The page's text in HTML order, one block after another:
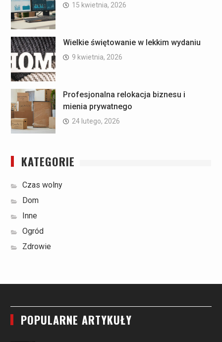
15 kwietnia, 2026
Wielkie świętowanie w lekkim wydaniu
9 kwietnia, 2026
Profesjonalna relokacja biznesu i
mienia prywatnego
24 lutego, 2026
KATEGORIE
Czas wolny
Dom
Inne
Ogród
Zdrowie
POPULARNE ARTYKUŁY